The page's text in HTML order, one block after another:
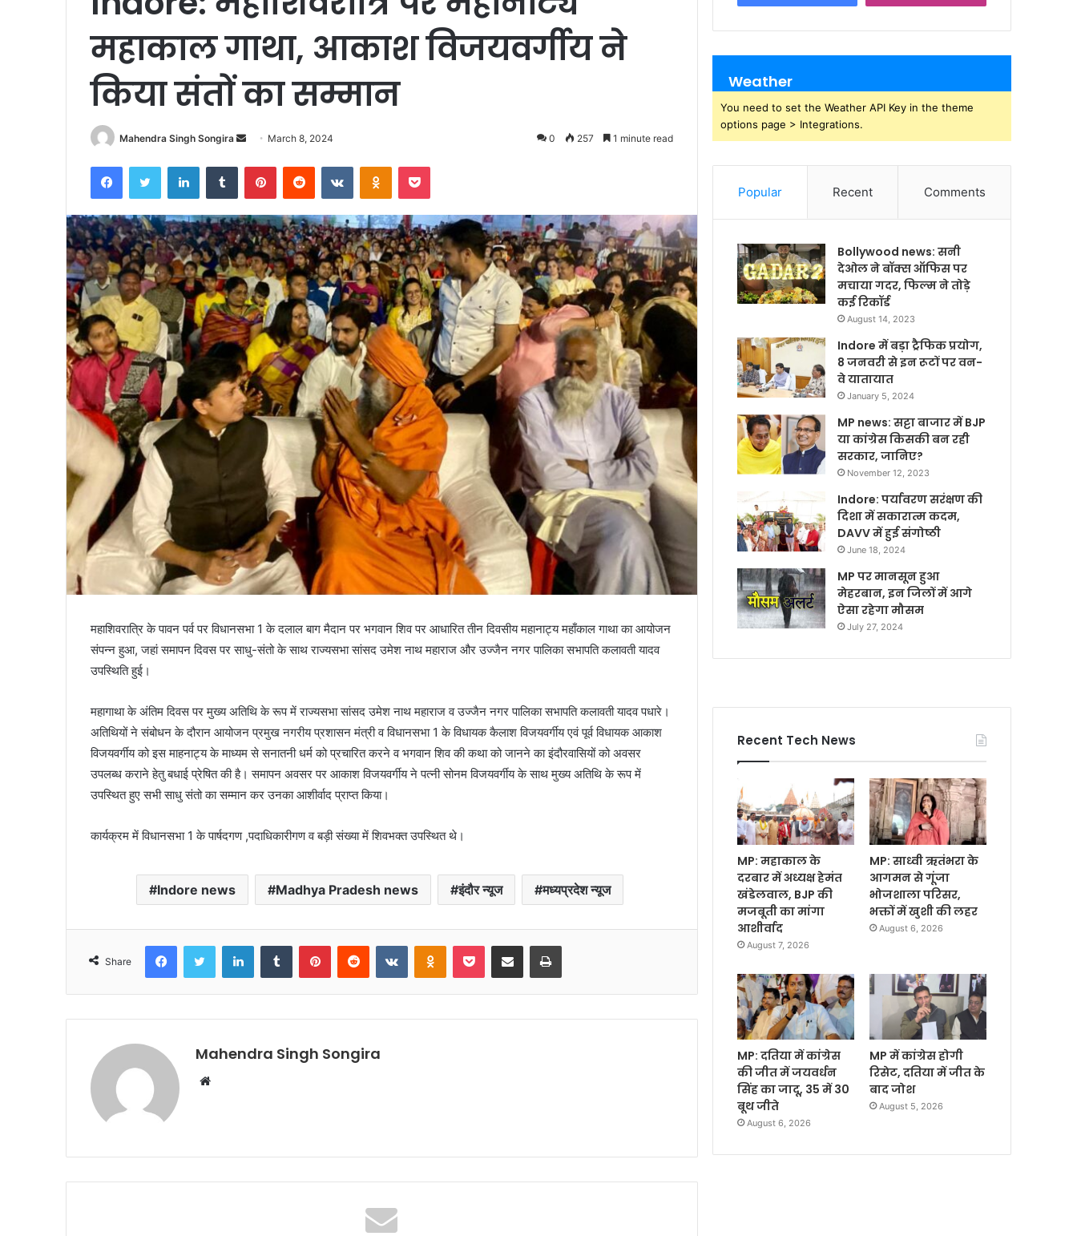
महाकाल गाथा, आकाश विजयवर्गीय ने
किया संतों का सम्मान
Mahendra Singh Songira
Send
email
March 8, 2024 0 257 1 minute read
FacebookTwitter LinkedInTumblr PinterestReddit VKontakteOdnoklassniki
Pocket
महाशिवरात्रि के पावन पर्व पर विधानसभा 1 के दलाल बाग मैदान पर भगवान शिव पर आधारित तीन दिवसीय महानाट्य महाँकाल गाथा का आयोजन
संपन्न हुआ, जहां समापन दिवस पर साधु-संतो के साथ राज्यसभा सांसद उमेश नाथ महाराज और उज्जैन नगर पालिका सभापति कलावती यादव
उपस्थिति हुई।
महागाथा के अंतिम दिवस पर मुख्य अतिथि के रूप में राज्यसभा सांसद उमेश नाथ महाराज व उज्जैन नगर पालिका सभापति कलावती यादव पधारे।
अतिथियों ने संबोधन के दौरान आयोजन प्रमुख नगरीय प्रशासन मंत्री व विधानसभा 1 के विधायक कैलाश विजयवर्गीय एवं पूर्व विधायक आकाश
विजयवर्गीय को इस माहनाट्य के माध्यम से सनातनी धर्म को प्रचारित करने व भगवान शिव की कथा को जानने का इंदौरवासियों को अवसर
उपलब्ध कराने हेतु बधाई प्रेषित की है। समापन अवसर पर आकाश विजयवर्गीय ने पत्नी सोनम विजयवर्गीय के साथ मुख्य अतिथि के रूप में
उपस्थित हुए सभी साधु संतो का सम्मान कर उनका आशीर्वाद प्राप्त किया।
कार्यक्रम में विधानसभा 1 के पार्षदगण ,पदाधिकारीगण व बड़ी संख्या में शिवभक्त उपस्थित थे।
Indore news Madhya Pradesh news इंदौर न्यूज मध्यप्रदेश न्यूज
Share
FacebookTwitter LinkedInTumblr PinterestReddit VKontakteOdnoklassniki
Pocket Share via Email Print
Mahendra Singh Songira
Website
Weather
You need to set the Weather API Key in the theme
options page > Integrations.
Popular Recent Comments
Bollywood news: सनी
देओल ने बॉक्स ऑफिस पर
मचाया गदर, फिल्म ने तोड़े
कई रिकॉर्ड
August 14, 2023
Indore में बड़ा ट्रैफिक प्रयोग,
8 जनवरी से इन रूटों पर वन-
वे यातायात
January 5, 2024
MP news: सट्टा बाजार में BJP
या कांग्रेस किसकी बन रही
सरकार, जानिए?
November 12, 2023
Indore: पर्यावरण सरंक्षण की
दिशा में सकारात्म कदम,
DAVV में हुई संगोष्ठी
June 18, 2024
MP पर मानसून हुआ
मेहरबान, इन जिलों में आगे
ऐसा रहेगा मौसम
July 27, 2024
Recent Tech News
MP: महाकाल के
दरबार में अध्यक्ष हेमंत
खंडेलवाल, BJP की
मजबूती का मांगा
आशीर्वाद
August 7, 2026
MP: साध्वी ऋतंभरा के
आगमन से गूंजा
भोजशाला परिसर,
भक्तों में खुशी की लहर
August 6, 2026
MP: दतिया में कांग्रेस
की जीत में जयवर्धन
सिंह का जादू, 35 में 30
बूथ जीते
August 6, 2026
MP में कांग्रेस होगी
रिसेट, दतिया में जीत के
बाद जोश
August 5, 2026